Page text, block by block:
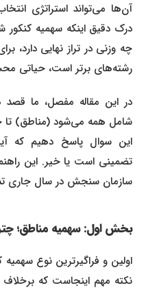
آن‌ها می‌تواند استراتژی
درک دقیق اینکه سهمیه کنکور
چه وزنی در تراز نهایی دارد،
رشته‌های برتر است، حیاتی
در این مقاله مفصل، ما قصد
شامل همه می‌شود (مناطق) تا
این سوال پاسخ دهیم که آیا
تضمینی است یا خیر. این
سازمان سنجش در سال جاری
بخش اول: سهمیه مناطق؛
اولین و فراگیرترین نوع سهمیه
نکته مهم اینجاست که برخلاف